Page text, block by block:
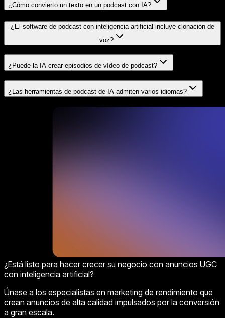
¿Cómo convierto un texto en un podcast con IA?
¿El software de podcast con inteligencia artificial incluye clonación de
voz?
¿Puede la IA crear episodios de vídeo de podcast?
¿Las herramientas de podcast de IA admiten varios idiomas?
¿Está listo para hacer crecer su negocio con anuncios UGC
con inteligencia artificial?
Únase a los especialistas en marketing de rendimiento que
crean anuncios de alta calidad impulsados por la conversión
a gran escala.